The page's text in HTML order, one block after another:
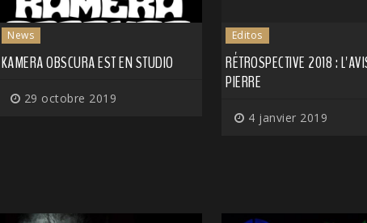
News
KAMERA OBSCURA EST EN STUDIO
29 octobre 2019
Editos
RÉTROSPECTIVE 2018 :
PIERRE
4 janvier 2019